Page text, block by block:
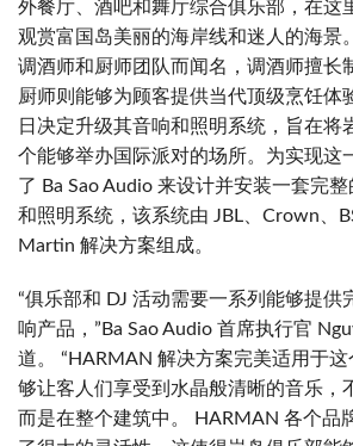
外餐厅、酒吧和舞厅综合俱乐部，在这
观赏富国岛美丽的海岸线和迷人的海景
调酒师和厨师团队而闻名，调酒师擅长
厨师则能够为顾客提供当代顶级烹饪体
日决定升级其音响和照明系统，旨在将
个能够举办国际派对的场所。为实现这
了 Ba Sao Audio 来设计并安装一套完
和照明系统，该系统由 JBL、Crown、
Martin 解决方案组成。
“俱乐部和 DJ 活动需要一系列能够提供
响产品，”Ba Sao Audio 首席执行官
道。 “HARMAN 解决方案完美适用于
够让客人们享受到水晶般清晰的音乐，
而是在整个建筑中。 HARMAN 各个品